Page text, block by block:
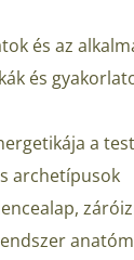
és az
és
a
archetípusok